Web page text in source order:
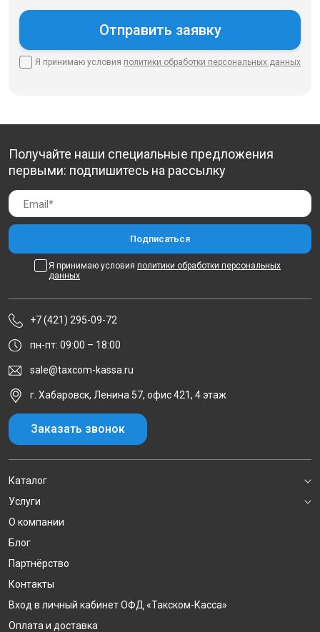
Я принимаю условия политики обработки персональных данных
Получайте наши специальные предложения
первыми: подпишитесь на рассылку
Я принимаю условия политики обработки персональных
данных
+7 (421) 295-09-72
пн-пт: 09:00 – 18:00
sale@taxcom-kassa.ru
г. Хабаровск, Ленина 57, офис 421, 4 этаж
Заказать звонок
Каталог
Услуги
О компании
Блог
Партнёрство
Контакты
Вход в личный кабинет ОФД «Такском-Касса»
Оплата и доставка